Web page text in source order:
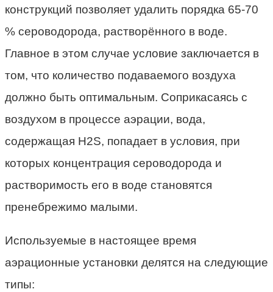
конструкций позволяет удалить порядка 65-70
% сероводорода, растворённого в воде.
Главное в этом случае условие заключается в
том, что количество подаваемого воздуха
должно быть оптимальным. Соприкасаясь с
воздухом в процессе аэрации, вода,
содержащая Н2S, попадает в условия, при
которых концентрация сероводорода и
растворимость его в воде становятся
пренебрежимо малыми.
Используемые в настоящее время
аэрационные установки делятся на следующие
типы: